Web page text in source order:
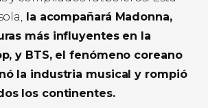
la acompañará Madonna,
más influyentes en la
y BTS, el fenómeno coreano
la industria musical y rompió
los continentes.